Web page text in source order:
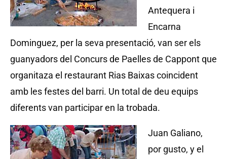
Antequera i
Encarna
Dominguez, per la seva presentació, van ser els
guanyadors del Concurs de Paelles de Cappont que
organitaza el restaurant Rias Baixas coincident
amb les festes del barri. Un total de deu equips
diferents van participar en la trobada.
Juan Galiano,
por gusto, y el